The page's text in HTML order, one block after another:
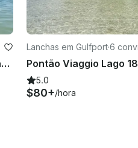
The Ultimate Party Boat, incrível aparelho de som personalizado e muito espaço para 13 convidados
Lanchas em Gulfport·6
Pontão Viaggio Lago
5.0
$80+/hora